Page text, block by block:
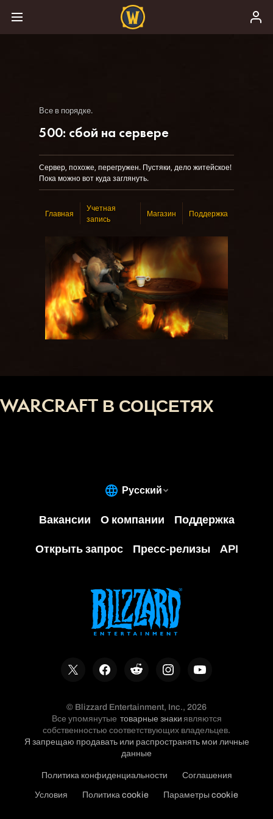
Все в порядке.
500: сбой на сервере
Сервер, похоже, перегружен. Пустяки, дело житейское!
Пока можно вот куда заглянуть.
Главная
Учетная
запись
Магазин Поддержка
WARCRAFT В СОЦСЕТЯХ